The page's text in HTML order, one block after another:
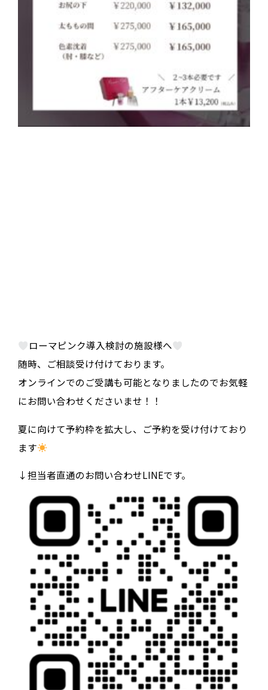
ローマピンク導入検討の施設様へ
随時、ご相談受け付けております。
オンラインでのご受講も可能となりましたのでお気軽
にお問い合わせくださいませ！！
夏に向けて予約枠を拡大し、ご予約を受け付けており
ます
↓担当者直通のお問い合わせLINEです。